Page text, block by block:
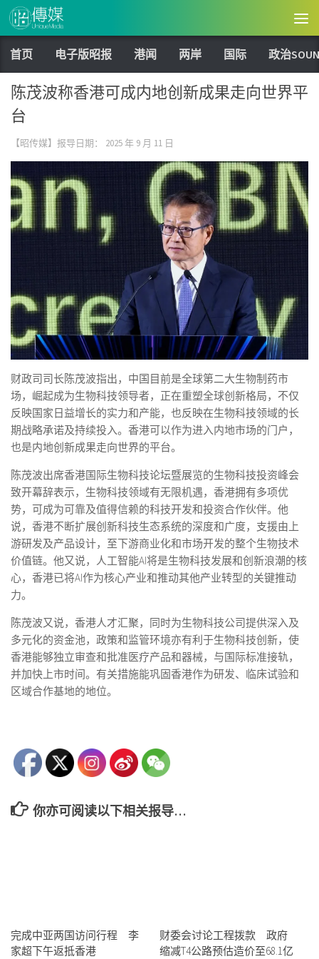
Skip to content
首页 电子版昭报 港闻 两岸 国际 政治
陈茂波称香港可成内地创新成果走向世界平
台
【昭传媒】报导日期： 2025 年 9 月 11 日
财政司司长陈茂波指出，中国目前是全球第二大生物制药市
场，崛起成为生物科技领导者，正在重塑全球创新格局，不仅
反映国家日益增长的实力和产能，也反映在生物科技领域的长
期战略承诺及持续投入。香港可以作为进入内地市场的门户，
也是内地创新成果走向世界的平台。
陈茂波出席香港国际生物科技论坛暨展览的生物科技投资峰会
致开幕辞表示，生物科技领域有无限机遇，香港拥有多项优
势，可成为可靠及值得信赖的科技开发和投资合作伙伴。他
说，香港不断扩展创新科技生态系统的深度和广度，支援由上
游研发及产品设计，至下游商业化和市场开发的整个生物技术
价值链。他又说，人工智能AI将是生物科技发展和创新浪潮的核
心，香港已将AI作为核心产业和推动其他产业转型的关键推动
力。
陈茂波又说，香港人才汇聚，同时为生物科技公司提供深入及
多元化的资金池，政策和监管环境亦有利于生物科技创新，使
香港能够独立审查和批准医疗产品和器械，与国际标准接轨，
并加快上市时间。有关措施能巩固香港作为研发、临床试验和
区域合作基地的地位。
你亦可阅读以下相关报导…
完成中亚两国访问行程 李
家超下午返抵香港
财委会讨论工程拨款 政府
缩减T4公路预估造价至68.1亿